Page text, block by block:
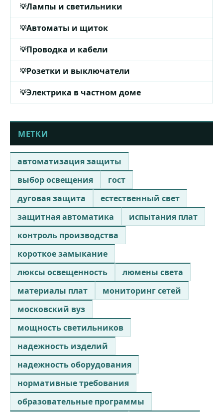
Лампы и светильники
Автоматы и щиток
Проводка и кабели
Розетки и выключатели
Электрика в частном доме
МЕТКИ
автоматизация защиты
выбор освещения
гост
дуговая защита
естественный свет
защитная автоматика
испытания плат
контроль производства
короткое замыкание
люксы освещенность
люмены света
материалы плат
мониторинг сетей
московский вуз
мощность светильников
надежность изделий
надежность оборудования
нормативные требования
образовательные программы